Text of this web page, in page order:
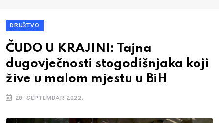
DRUŠTVO
ČUDO U KRAJINI: Tajna
dugovječnosti stogodišnjaka koji
žive u malom mjestu u BiH
28. SEPTEMBAR 2022.